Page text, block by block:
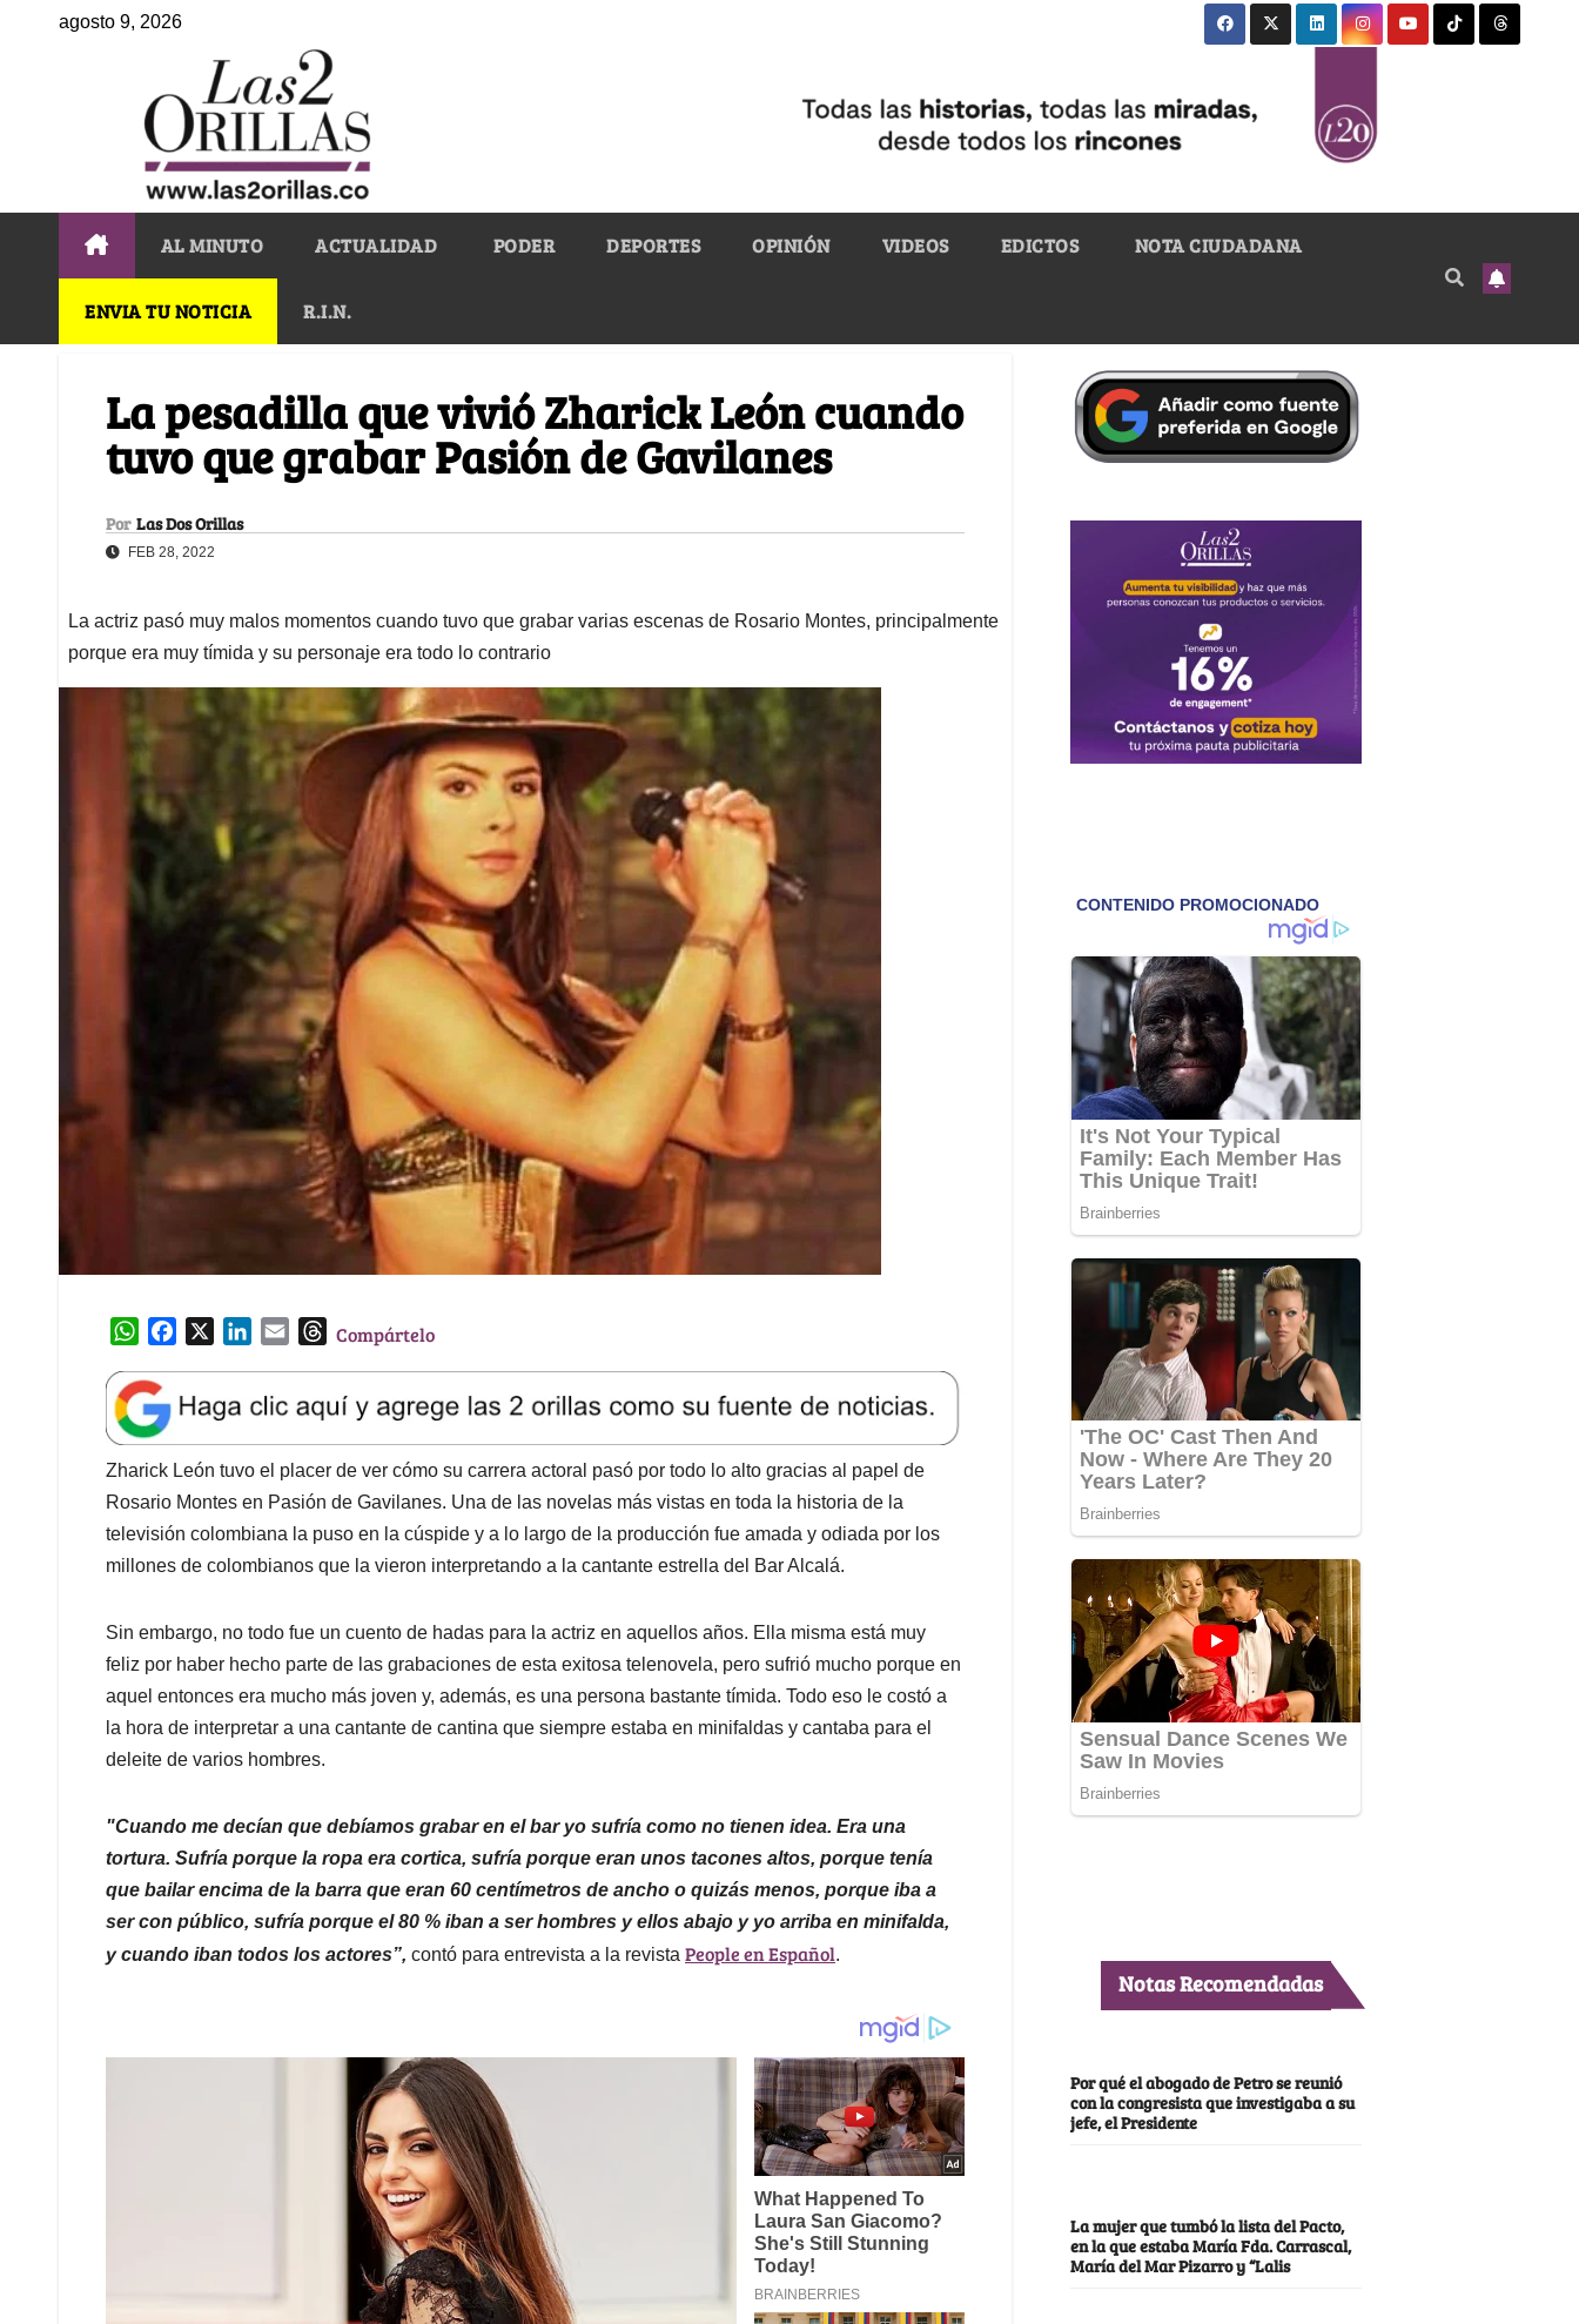
agosto 9, 2026
AL MINUTO ACTUALIDAD PODER DEPORTES OPINIÓN VIDEOS EDICTOS NOTA CIUDADANA
ENVIA TU NOTICIA R.I.N.
La pesadilla que vivió Zharick León cuando
tuvo que grabar Pasión de Gavilanes
Por Las Dos Orillas
FEB 28, 2022
La actriz pasó muy malos momentos cuando tuvo que grabar varias escenas de Rosario Montes, principalmente
porque era muy tímida y su personaje era todo lo contrario
W
a
t
s
A
p
p
e
b
o
o
k
k
e
d
I
n
l
T
e
a
d
s
Compártelo
Zharick León tuvo el placer de ver cómo su carrera actoral pasó por todo lo alto gracias al papel de
Rosario Montes en Pasión de Gavilanes. Una de las novelas más vistas en toda la historia de la
televisión colombiana la puso en la cúspide y a lo largo de la producción fue amada y odiada por los
millones de colombianos que la vieron interpretando a la cantante estrella del Bar Alcalá.
Sin embargo, no todo fue un cuento de hadas para la actriz en aquellos años. Ella misma está muy
feliz por haber hecho parte de las grabaciones de esta exitosa telenovela, pero sufrió mucho porque en
aquel entonces era mucho más joven y, además, es una persona bastante tímida. Todo eso le costó a
la hora de interpretar a una cantante de cantina que siempre estaba en minifaldas y cantaba para el
deleite de varios hombres.
"Cuando me decían que debíamos grabar en el bar yo sufría como no tienen idea. Era una
tortura. Sufría porque la ropa era cortica, sufría porque eran unos tacones altos, porque tenía
que bailar encima de la barra que eran 60 centímetros de ancho o quizás menos, porque iba a
ser con público, sufría porque el 80 % iban a ser hombres y ellos abajo y yo arriba en minifalda,
y cuando iban todos los actores”, contó para entrevista a la revista People en Español.
Notas Recomendadas
Por qué el abogado de Petro se reunió
con la congresista que investigaba a su
jefe, el Presidente
La mujer que tumbó la lista del Pacto,
en la que estaba María Fda. Carrascal,
María del Mar Pizarro y “Lalis